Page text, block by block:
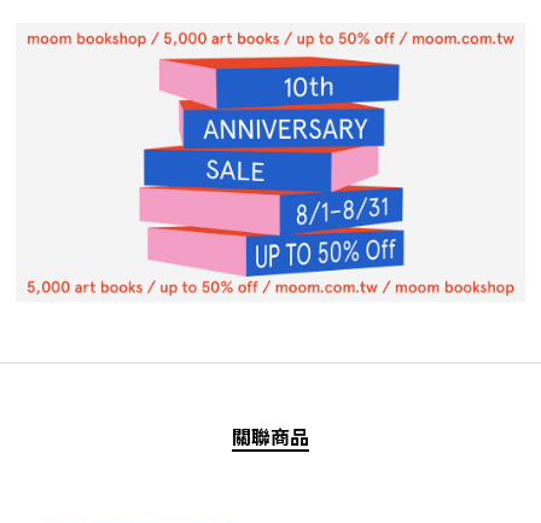
關聯商品